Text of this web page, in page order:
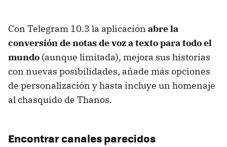
Con Telegram 10.3 la aplicación abre la
conversión de notas de voz a texto para todo el
mundo (aunque limitada), mejora sus historias
con nuevas posibilidades, añade más opciones
de personalización y hasta incluye un homenaje
al chasquido de Thanos.
Encontrar canales parecidos